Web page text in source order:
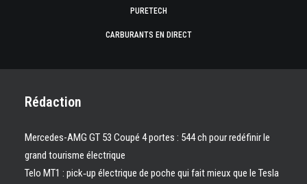
PURETECH
CARBURANTS EN DIRECT
Rédaction
Mercedes-AMG GT 53 Coupé 4 portes : 544 ch pour redéfinir le
grand tourisme électrique
Telo MT1 : pick‑up électrique de poche qui fait mieux que le Tesla